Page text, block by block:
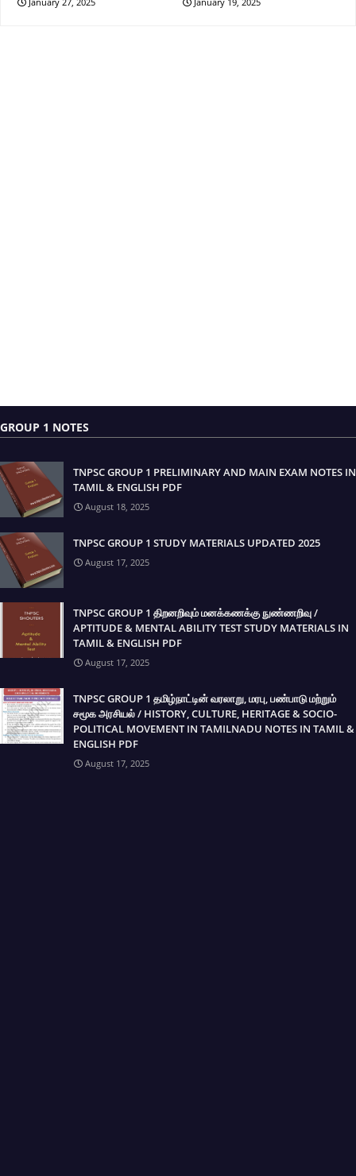
GROUP 1 NOTES
TNPSC GROUP 1 PRELIMINARY AND MAIN EXAM NOTES IN
TAMIL & ENGLISH PDF
August 18, 2025
TNPSC GROUP 1 STUDY MATERIALS UPDATED 2025
August 17, 2025
TNPSC GROUP 1 திறனறிவும் மனக்கணக்கு நுண்ணறிவு /
APTITUDE & MENTAL ABILITY TEST STUDY MATERIALS IN
TAMIL & ENGLISH PDF
August 17, 2025
TNPSC GROUP 1 தமிழ்நாட்டின் வரலாறு, மரபு, பண்பாடு மற்றும்
சமூக அரசியல் / HISTORY, CULTURE, HERITAGE & SOCIO-
POLITICAL MOVEMENT IN TAMILNADU NOTES IN TAMIL &
ENGLISH PDF
August 17, 2025